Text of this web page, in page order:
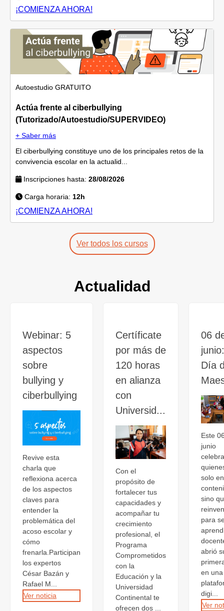
¡COMIENZA AHORA!
Autoestudio GRATUITO
Actúa frente al ciberbullying
(Tutorizado/Autoestudio/SUPERVIDEO)
+ Saber más
El ciberbullying constituye uno de los principales retos de la
convivencia escolar en la actualid...
Inscripciones hasta: 28/08/2026
Carga horaria: 12h
¡COMIENZA AHORA!
Ver todos los cursos
Actualidad
Webinar: 5
aspectos
sobre
bullying y
ciberbullying
Revive esta
charla que
reflexiona acerca
de los aspectos
claves para
entender la
problemática del
acoso escolar y
cómo
frenarla.Participan
los expertos
César Bazán y
Rafael M...
Ver noticia
Certíficate
por más de
120 horas
en alianza
con
Universid...
Con el
propósito de
fortalecer tus
capacidades y
acompañar tu
crecimiento
profesional, el
Programa
Comprometidos
con la
Educación y la
Universidad
Continental te
ofrecen dos ...
06
Día
Este
junio
solo
sino
para
abrió
en una
digi...
Ver